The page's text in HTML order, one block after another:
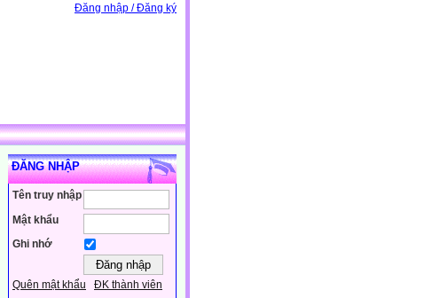
Đăng nhập / Đăng ký
ĐĂNG NHẬP
Tên truy nhập
Mật khẩu
Ghi nhớ
Quên mật khẩu ĐK thành viên